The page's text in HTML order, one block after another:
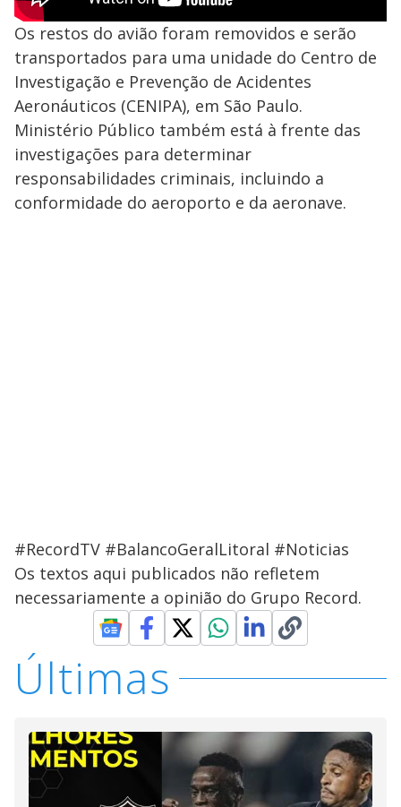
Os restos do avião foram removidos e serão
transportados para uma unidade do Centro de
Investigação e Prevenção de Acidentes
Aeronáuticos (CENIPA), em São Paulo.
Ministério Público também está à frente das
investigações para determinar
responsabilidades criminais, incluindo a
conformidade do aeroporto e da aeronave.
#RecordTV #BalancoGeralLitoral #Noticias
Os textos aqui publicados não refletem
necessariamente a opinião do Grupo Record.
Últimas